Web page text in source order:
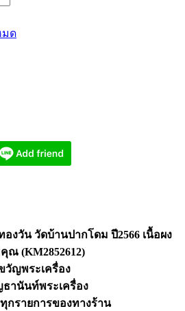
มด
งวัน วัดบ้านปากโดม ปี2566 เนื้อผง
ณ (KM2852612)
วัญพระเครื่อง
านันท์พระเครื่อง
กรายการของทางร้าน